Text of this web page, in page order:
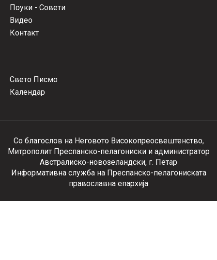
Поуки - Совети
Видео
Контакт
Свето Писмо
Календар
Со благослов на Неговото Високопреосвештенство,
Митрополит Преспанско-пелагониски и администратор
Австралиско-новозеландски, г. Петар
Информативна служба на Преспанско-пелагониската
православна епархија